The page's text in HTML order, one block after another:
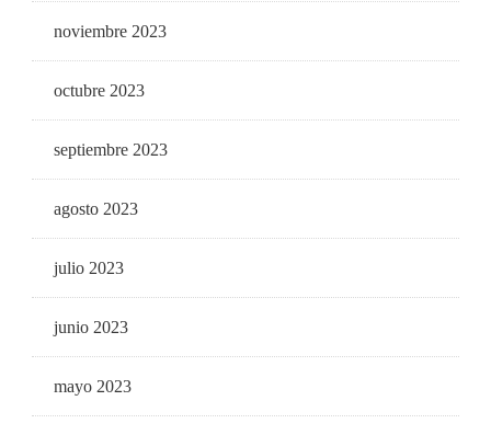
noviembre 2023
octubre 2023
septiembre 2023
agosto 2023
julio 2023
junio 2023
mayo 2023